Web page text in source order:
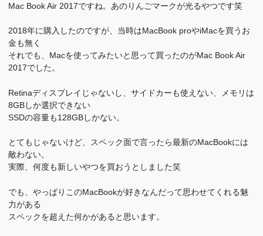
Mac Book Air 2017ですね。あのりんごマークが光るやつです笑
2018年に購入したのですが、当時はMacBook proやiMacを買うお
金も無く
それでも、Macを使ってみたいと思って買ったのがMac Book Air
2017でした。
Retinaディスプレイじゃないし、サイドカーも使えない、メモリは
8GBしか選択できない
SSDの容量も128GBしかない。
とてもじゃないけど、スペック面で言ったら最新のMacBookには
敵わない。
実際、何度も新しいやつを買おうとしました笑
でも、やっぱりこのMacBookが好きなんだって思わせてくれる魅
力がある
スペックを超えた何かがあると思います。